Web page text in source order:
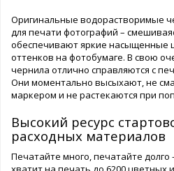
Оригинальные водорастворимые
для печати фотографий –
обеспечивают яркие насыщенные
оттенков на фотобумаге. В свою
чернила отлично справляются с
Они моментально высыхают, не
маркером и не растекаются при
Высокий ресурс
расходных материалов
Печатайте много, печатайте